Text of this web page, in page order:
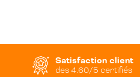
Satisfaction client
des 4.60/5 certifiés